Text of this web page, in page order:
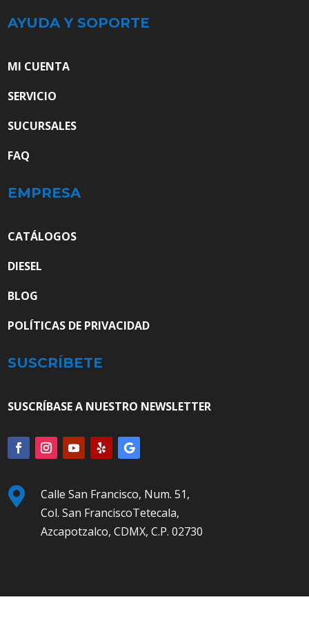
AYUDA Y SOPORTE
MI CUENTA
SERVICIO
SUCURSALES
FAQ
EMPRESA
CATÁLOGOS
DIESEL
BLOG
POLÍTICAS DE PRIVACIDAD
SUSCRÍBETE
SUSCRÍBASE A NUESTRO NEWSLETTER

Calle San Francisco, Num. 51,
Col. San FranciscoTetecala,
Azcapotzalco, CDMX, C.P. 02730